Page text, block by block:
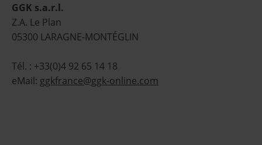
GGK s.a.r.l.
Z.A. Le Plan
05300 LARAGNE-MONTÉGLIN
Tél. : +33(0)4 92 65 14 18
eMail: ggkfrance@ggk-online.com